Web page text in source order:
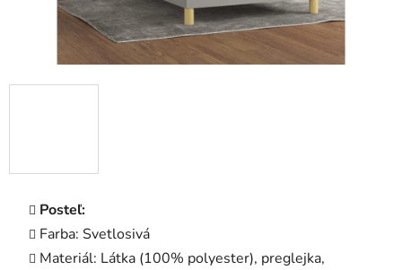
Posteľ:
Farba: Svetlosivá
Materiál: Látka (100% polyester), preglejka,